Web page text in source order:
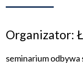
Organizator:
seminarium odbywa